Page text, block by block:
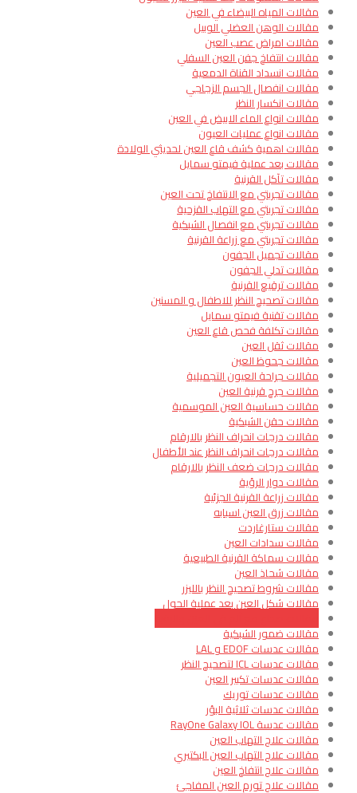
مقالات المياه البيضاء في العين
مقالات الوهن العضلي الوبيل
مقالات امراض عصب العين
مقالات انتفاخ جفن العين السفلي
مقالات انسداد القناة الدمعية
مقالات انفصال الجسم الزجاجي
مقالات انكسار النظر
مقالات انواع الماء الابيض في العين
مقالات انواع عمليات العيون
مقالات اهمية كشف قاع العين لحديثي الولادة
مقالات بعد عملية فيمتو سمايل
مقالات تآكل القرنية
مقالات تجربتي مع الانتفاخ تحت العين
مقالات تجربتي مع التهاب القزحية
مقالات تجربتي مع انفصال الشبكية
مقالات تجربتي مع زراعة القرنية
مقالات تجميل الجفون
مقالات تدلي الجفون
مقالات ترقيع القرنية
مقالات تصحيح النظر للاطفال و المسنين
مقالات تقنية فيمتو سمايل
مقالات تكلفة فحص قاع العين
مقالات ثقل العين
مقالات جحوظ العين
مقالات جراحة العيون التجميلية
مقالات جرح قرنية العين
مقالات حساسية العين الموسمية
مقالات حقن الشبكية
مقالات درجات انحراف النظر بالارقام
مقالات درجات انحراف النظر عند الأطفال
مقالات درجات ضعف النظر بالارقام
مقالات دوار الرؤية
مقالات زراعة القرنية الجزئية
مقالات زرق العين اسبابه
مقالات ستارغاردت
مقالات سدادات العين
مقالات سماكة القرنية الطبيعية
مقالات شحاذ العين
مقالات شروط تصحيح النظر بالليزر
مقالات شكل العين بعد عملية الحول
مقالات ضمور الشبكية
مقالات عدسات EDOF و LAL
مقالات عدسات ICL لتصحيح النظر
مقالات عدسات تكبير العين
مقالات عدسات توريك
مقالات عدسات ثلاثية البؤر
مقالات عدسة RayOne Galaxy IOL
مقالات علاج التهاب العين
مقالات علاج التهاب العين البكتيري
مقالات علاج انتفاخ العين
مقالات علاج تورم العين المفاجئ